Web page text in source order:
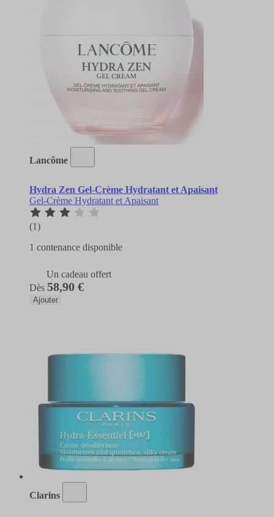
Lancôme
Hydra Zen Gel-Crème Hydratant et Apaisant
Gel-Crème Hydratant et Apaisant
(1)
1 contenance disponible
Un cadeau offert
Dès 58,90 €
Ajouter
Clarins